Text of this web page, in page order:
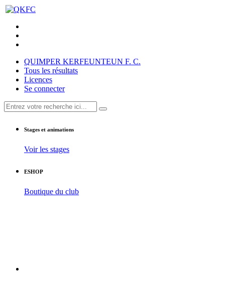
QUIMPER KERFEUNTEUN F. C.
Tous les résultats
Licences
Se connecter
Stages et animations
Voir les stages
ESHOP
Boutique du club